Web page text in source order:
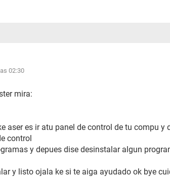
02:30
mira:
aser es ir atu panel de control de tu compu y
control
y depues dise desinstalar algun
y listo ojala ke si te aiga ayudado ok bye